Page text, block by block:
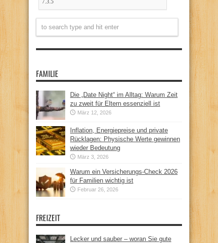
FAMILIE
Die „Date Night“ im Alltag: Warum Zeit
zu zweit für Eltern essenziell ist
März 12, 2026
Inflation, Energiepreise und private
Rücklagen: Physische Werte gewinnen
wieder Bedeutung
März 3, 2026
Warum ein Versicherungs-Check 2026
für Familien wichtig ist
Februar 26, 2026
FREIZEIT
Lecker und sauber – woran Sie gute